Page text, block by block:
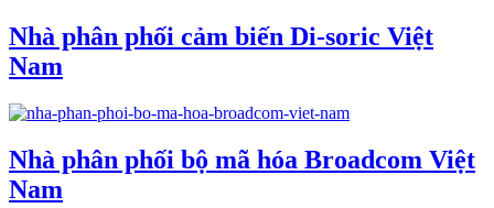
Nhà phân phối cảm biến Di-soric Việt
Nam
Nhà phân phối bộ mã hóa Broadcom Việt
Nam